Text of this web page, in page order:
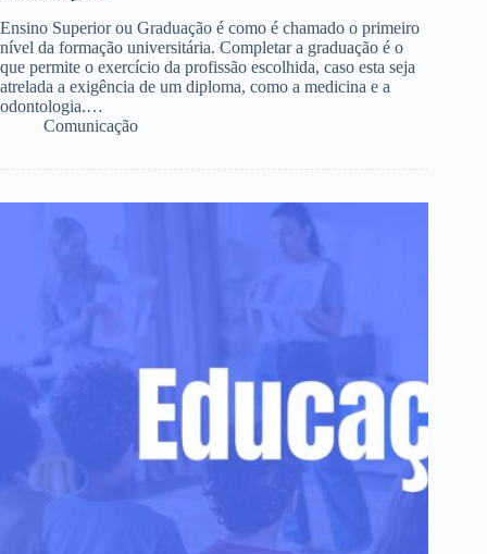
Ensino Superior ou Graduação é como é chamado o primeiro
nível da formação universitária. Completar a graduação é o
que permite o exercício da profissão escolhida, caso esta seja
atrelada a exigência de um diploma, como a medicina e a
odontologia.…
Comunicação